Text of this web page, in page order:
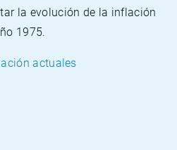
la evolución de la inflación
1975.
actuales